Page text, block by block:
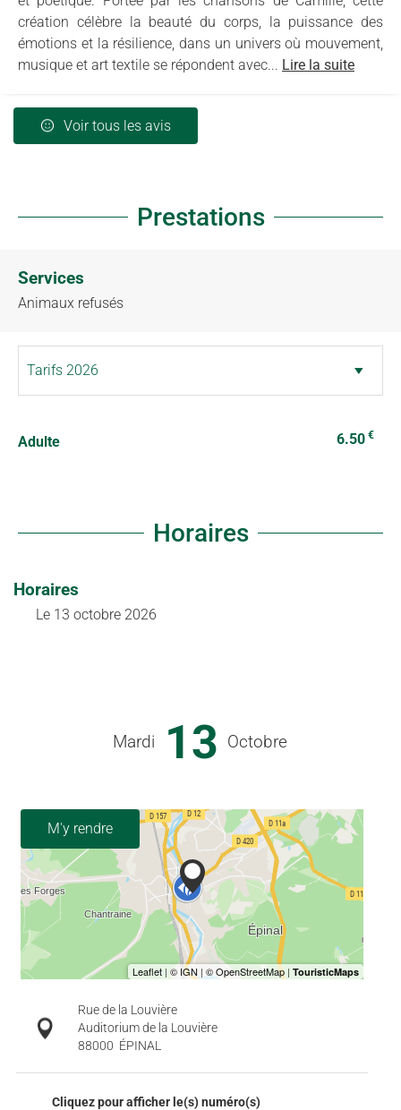
création célèbre la beauté du corps, la puissance des
émotions et la résilience, dans un univers où mouvement,
musique et art textile se répondent avec... Lire la suite
Voir tous les avis
Prestations
Services
Animaux refusés
Adulte 6.50 €
Horaires
Horaires
Le 13 octobre 2026
Mardi 13 Octobre
M'y rendre
Rue de la Louvière
Auditorium de la Louvière
88000 ÉPINAL
Cliquez pour afficher le(s) numéro(s)